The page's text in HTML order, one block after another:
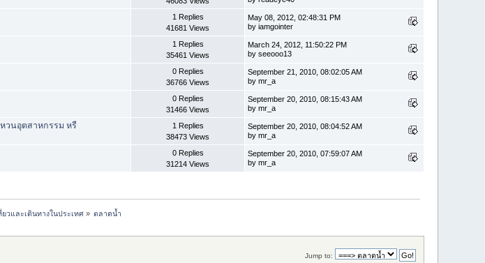
1 Replies
41681 Views
May 08, 2012, 02:48:31 PM
by iamgointer
1 Replies
35461 Views
March 24, 2012, 11:50:22 PM
by seeooo13
0 Replies
36766 Views
September 21, 2010, 08:02:05 AM
by mr_a
0 Replies
31466 Views
September 20, 2010, 08:15:43 AM
by mr_a
วนอุตสาหกรรม หรื
1 Replies
38473 Views
September 20, 2010, 08:04:52 AM
by mr_a
0 Replies
31214 Views
September 20, 2010, 07:59:07 AM
by mr_a
วและเดินทางในประเทศ » ตลาดน้ำ
Jump to: